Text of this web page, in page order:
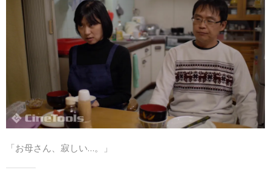
お問い合わせ
「お母さん、寂しい…。」